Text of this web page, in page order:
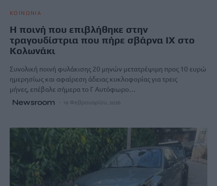
ΚΟΙΝΩΝΙΑ
Η ποινή που επιβλήθηκε στην
τραγουδίστρια που πήρε σβάρνα ΙΧ στο
Κολωνάκι
Συνολική ποινή φυλάκισης 20 μηνών μετατρέψιμη προς 10 ευρώ
ημερησίως και αφαίρεση άδειας κυκλοφορίας για τρεις
μήνες, επέβαλε σήμερα το Γ Αυτόφωρο…
Newsroom 19 Φεβρουαρίου, 2026